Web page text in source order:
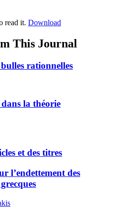
read it. Download
This Journal
rationnelles
la théorie
et des titres
l’endettement des